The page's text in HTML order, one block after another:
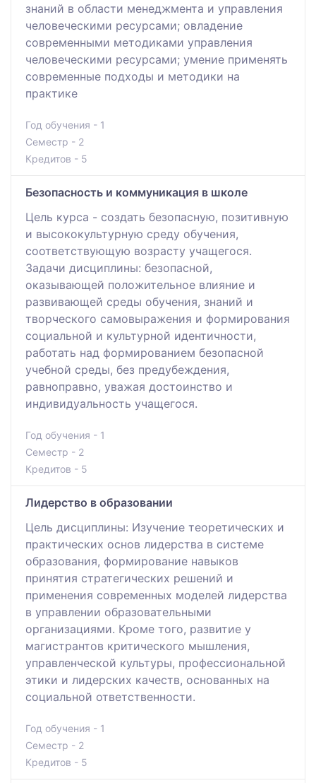
знаний в области менеджмента и управления
человеческими ресурсами; овладение
современными методиками управления
человеческими ресурсами; умение применять
современные подходы и методики на
практике
Год обучения - 1
Семестр - 2
Кредитов - 5
Безопасность и коммуникация в школе
Цель курса - создать безопасную, позитивную
и высококультурную среду обучения,
соответствующую возрасту учащегося.
Задачи дисциплины: безопасной,
оказывающей положительное влияние и
развивающей среды обучения, знаний и
творческого самовыражения и формирования
социальной и культурной идентичности,
работать над формированием безопасной
учебной среды, без предубеждения,
равноправно, уважая достоинство и
индивидуальность учащегося.
Год обучения - 1
Семестр - 2
Кредитов - 5
Лидерство в образовании
Цель дисциплины: Изучение теоретических и
практических основ лидерства в системе
образования, формирование навыков
принятия стратегических решений и
применения современных моделей лидерства
в управлении образовательными
организациями. Кроме того, развитие у
магистрантов критического мышления,
управленческой культуры, профессиональной
этики и лидерских качеств, основанных на
социальной ответственности.
Год обучения - 1
Семестр - 2
Кредитов - 5